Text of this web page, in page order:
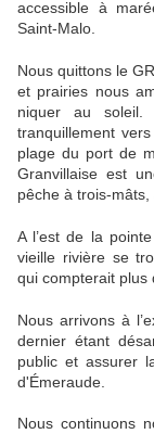
accessible à
Saint-Malo.
Nous quittons le
et prairies nous
niquer au soleil.
tranquillement
plage du port de
Granvillaise est
pêche à trois-mâts,
A l’est de la
vieille rivière se
qui compterait plus
Nous arrivons à
dernier étant
public et assurer
d'Émeraude.
Nous continuons